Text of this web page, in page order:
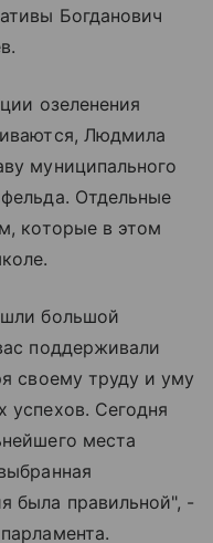
Богданович
озеленения
Людмила
муниципального
Отдельные
которые в этом
большой
поддерживали
своему труду и уму
успехов. Сегодня
места
была правильной", -